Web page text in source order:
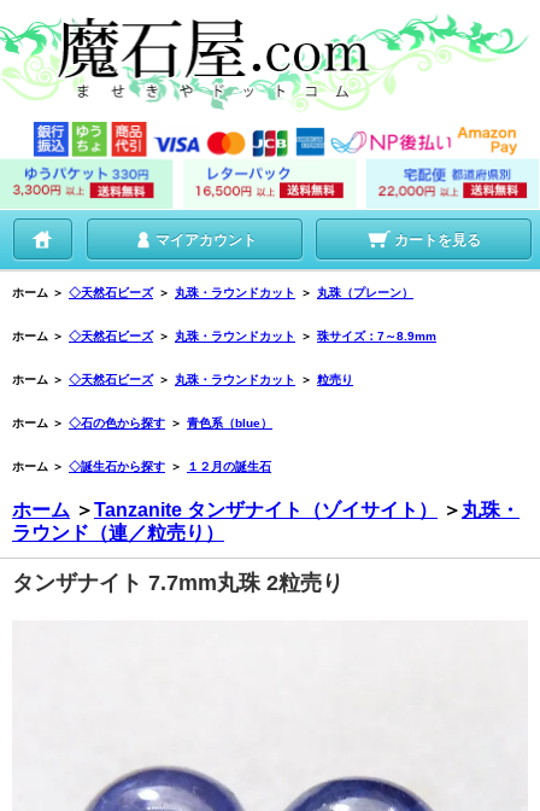
マイアカウント カートを見る
ホーム ＞ ◇天然石ビーズ ＞ 丸珠・ラウンドカット ＞ 丸珠（プレーン）
ホーム ＞ ◇天然石ビーズ ＞ 丸珠・ラウンドカット ＞ 珠サイズ：7～8.9mm
ホーム ＞ ◇天然石ビーズ ＞ 丸珠・ラウンドカット ＞ 粒売り
ホーム ＞ ◇石の色から探す ＞ 青色系（blue）
ホーム ＞ ◇誕生石から探す ＞ １２月の誕生石
ホーム ＞Tanzanite タンザナイト（ゾイサイト） ＞ 丸珠・
ラウンド（連／粒売り）
タンザナイト 7.7mm丸珠 2粒売り